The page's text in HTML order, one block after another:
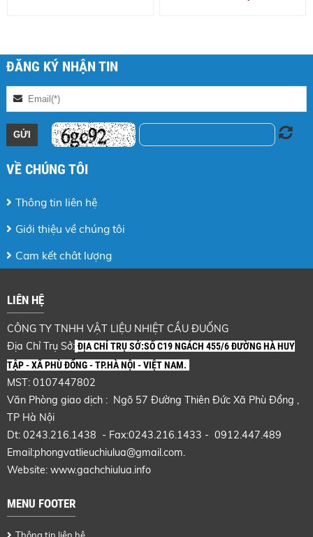
ĐĂNG KÝ NHẬN TIN
VỀ CHÚNG TÔI
Thông tin liên hệ
Giới thiệu về chúng tôi
Cam kết chât lượng
LIÊN HỆ
CÔNG TY TNHH VẬT LIỆU NHIỆT CẦU ĐUỐNG
Địa Chỉ Trụ Sở: ĐỊA CHỈ TRỤ SỞ:SỐ C19 NGÁCH 455/6 ĐƯỜNG HÀ HUY
TẬP - XÃ PHÙ ĐỔNG - TP.HÀ NỘI - VIỆT NAM.
MST: 0107447802
Văn Phòng giao dịch : Ngõ 57 Đường Thiên Đức Xã Phù Đổng ,
TP Hà Nội
Dt: 0243.216.1438 - Fax:0243.216.1433 - 0912.447.489
Email:phongvatlieuchiulua@gmail.com.
Website: www.gachchiulua.info
MENU FOOTER